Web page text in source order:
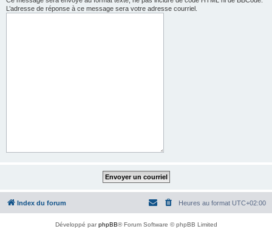
L’adresse de réponse à ce message sera votre adresse courriel.
Index du forum Heures au format UTC+02:00
Développé parphpBB® Forum Software © phpBB Limited